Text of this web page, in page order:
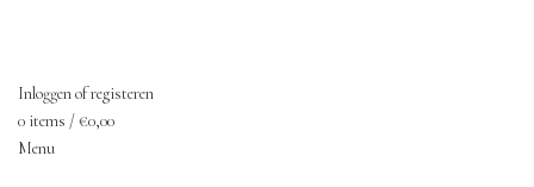
Inloggen of registeren
0 items /€0,00
Menu